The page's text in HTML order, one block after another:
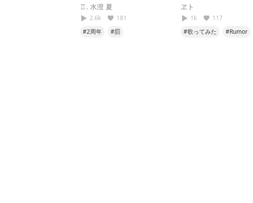
♖. 水澄 夏
2.6k
181
#2周年
#罰
ヱト
1k
117
#歌ってみた
#Rumor